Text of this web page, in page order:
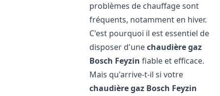
problèmes de chauffage sont
fréquents, notamment en hiver.
C'est pourquoi il est essentiel de
disposer d'unechaudière gaz
Bosch Feyzin fiable et efficace.
Mais qu'arrive-t-il si votre
chaudière gaz Bosch Feyzin